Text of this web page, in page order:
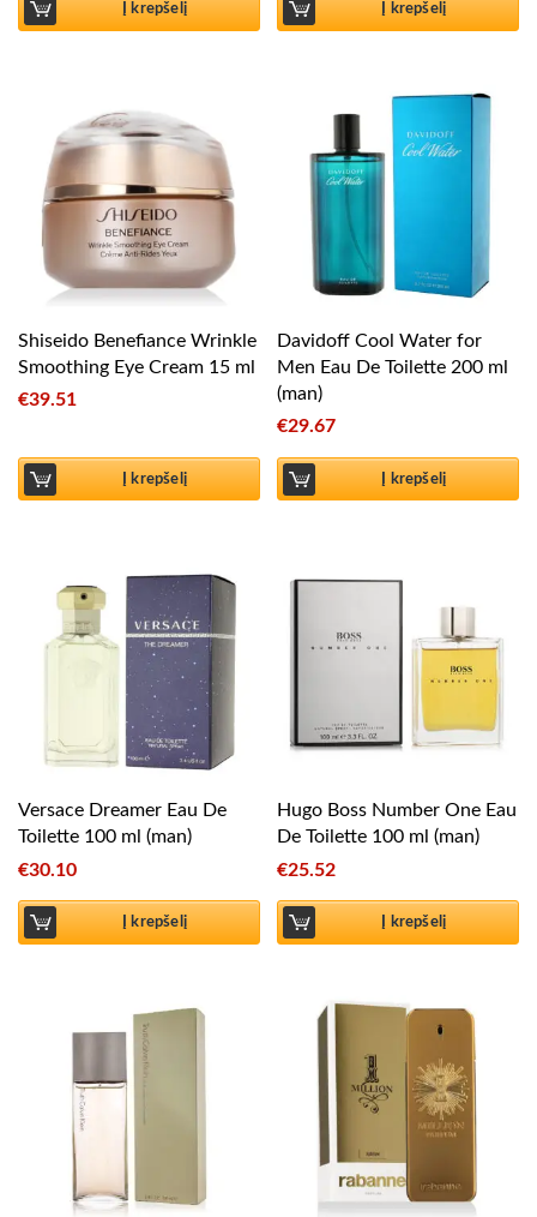
Į krepšelį Į krepšelį
Shiseido Benefiance Wrinkle
Smoothing Eye Cream 15 ml
€39.51
Į krepšelį
Davidoff Cool Water for
Men Eau De Toilette 200 ml
(man)
€29.67
Į krepšelį
Versace Dreamer Eau De
Toilette 100 ml (man)
€30.10
Į krepšelį
Hugo Boss Number One Eau
De Toilette 100 ml (man)
€25.52
Į krepšelį